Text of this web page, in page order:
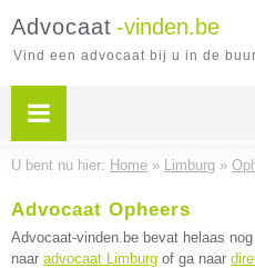
Advocaat -vinden.be
Vind een advocaat bij u in de
U bent nu hier: Home » Limburg »
Advocaat Opheers
Advocaat-vinden.be bevat helaas
naar advocaat Limburg of ga naar